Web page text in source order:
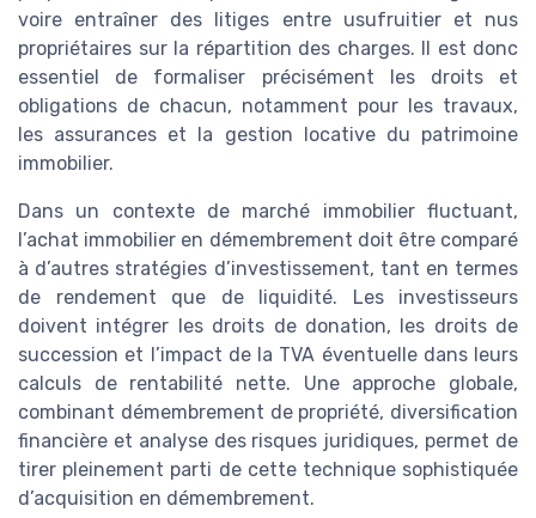
voire entraîner des litiges entre usufruitier et nus
propriétaires sur la répartition des charges. Il est donc
essentiel de formaliser précisément les droits et
obligations de chacun, notamment pour les travaux,
les assurances et la gestion locative du patrimoine
immobilier.
Dans un contexte de marché immobilier fluctuant,
l’achat immobilier en démembrement doit être comparé
à d’autres stratégies d’investissement, tant en termes
de rendement que de liquidité. Les investisseurs
doivent intégrer les droits de donation, les droits de
succession et l’impact de la TVA éventuelle dans leurs
calculs de rentabilité nette. Une approche globale,
combinant démembrement de propriété, diversification
financière et analyse des risques juridiques, permet de
tirer pleinement parti de cette technique sophistiquée
d’acquisition en démembrement.